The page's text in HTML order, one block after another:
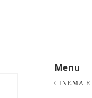
Menu
CINEMA E